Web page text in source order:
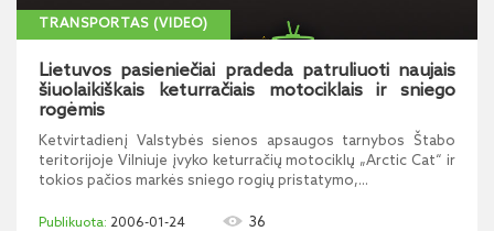
TRANSPORTAS (VIDEO)
Lietuvos pasieniečiai pradeda patruliuoti naujais
šiuolaikiškais keturračiais motociklais ir sniego
rogėmis
Ketvirtadienį Valstybės sienos apsaugos tarnybos Štabo
teritorijoje Vilniuje įvyko keturračių motociklų „Arctic Cat“ ir
tokios pačios markės sniego rogių pristatymo,...
2006-01-24 36